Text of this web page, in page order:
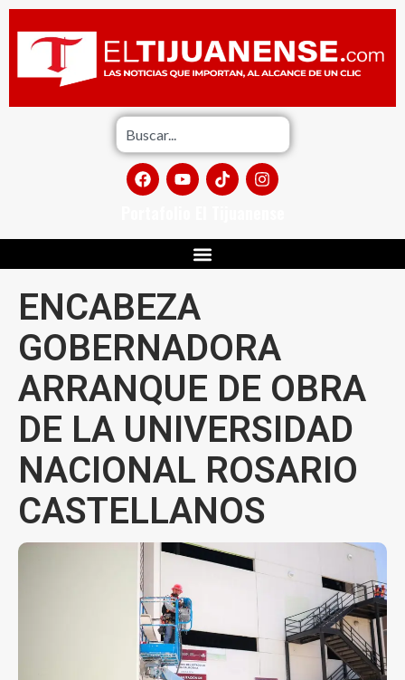
ENCABEZA
GOBERNADORA
ARRANQUE DE OBRA
DE LA UNIVERSIDAD
NACIONAL ROSARIO
CASTELLANOS